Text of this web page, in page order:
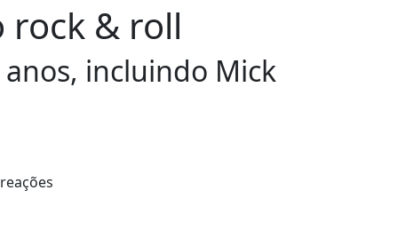
rock & roll
incluindo Mick